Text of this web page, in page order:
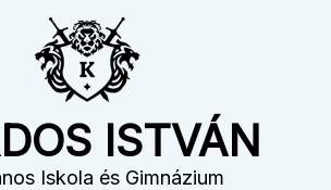
ISTVÁN
Iskola és Gimnázium